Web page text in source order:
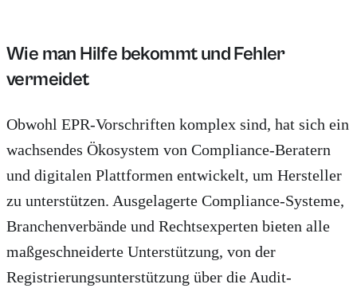
Wie man Hilfe bekommt und Fehler
vermeidet
Obwohl EPR-Vorschriften komplex sind, hat sich ein
wachsendes Ökosystem von Compliance-Beratern
und digitalen Plattformen entwickelt, um Hersteller
zu unterstützen. Ausgelagerte Compliance-Systeme,
Branchenverbände und Rechtsexperten bieten alle
maßgeschneiderte Unterstützung, von der
Registrierungsunterstützung über die Audit-